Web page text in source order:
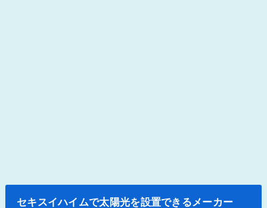
セキスイハイムで太陽光を設置できるメーカー